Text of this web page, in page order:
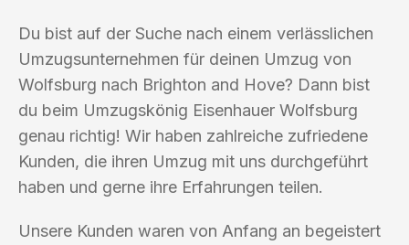
Du bist auf der Suche nach einem verlässlichen
Umzugsunternehmen für deinen Umzug von
Wolfsburg nach Brighton and Hove? Dann bist
du beim Umzugskönig Eisenhauer Wolfsburg
genau richtig! Wir haben zahlreiche zufriedene
Kunden, die ihren Umzug mit uns durchgeführt
haben und gerne ihre Erfahrungen teilen.
Unsere Kunden waren von Anfang an begeistert